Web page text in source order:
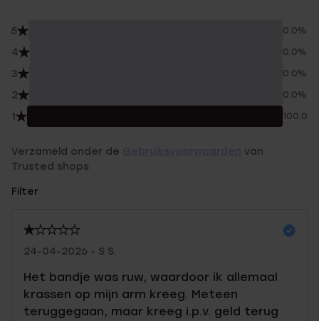
5 0.0%
4 0.0%
3 0.0%
2 0.0%
1 100.0%
Verzameld onder de
van
Trusted shops
Filter
24-04-2026 - S S.
Het bandje was ruw, waardoor ik allemaal
krassen op mijn arm kreeg. Meteen
teruggegaan, maar kreeg i.p.v. geld terug